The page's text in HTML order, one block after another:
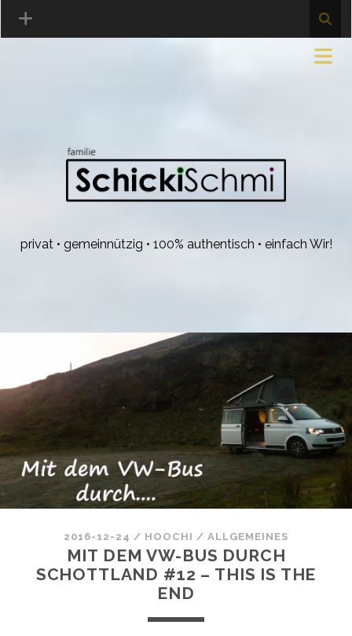
privat • gemeinnützig • 100% authentisch • einfach Wir!
2016-12-24 / HOOCHI / ALLGEMEINES
MIT DEM VW-BUS DURCH
SCHOTTLAND #12 – THIS IS THE
END